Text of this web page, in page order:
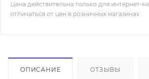
Цена действительна только для интернет-
отличаться от цен в розничных магазинах
ОПИСАНИЕ ОТЗЫВЫ